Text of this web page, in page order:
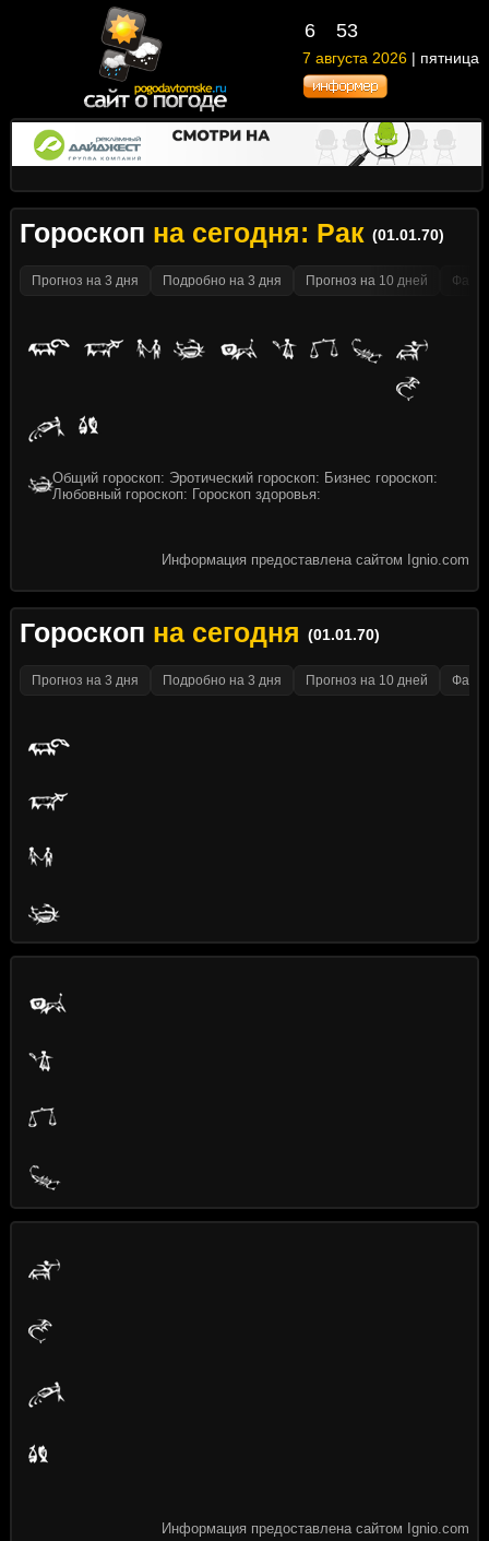
6 53
7 августа 2026 | пятница
Гороскоп на сегодня: Рак (01.01.70)
Прогноз на 3 дня Подробно на 3 дня Прогноз на 10 дней
Общий гороскоп: Эротический гороскоп: Бизнес гороскоп:
Любовный гороскоп: Гороскоп здоровья:
Информация предоставлена сайтом Ignio.com
Гороскоп на сегодня (01.01.70)
Прогноз на 3 дня Подробно на 3 дня Прогноз на 10 дней
Информация предоставлена сайтом Ignio.com